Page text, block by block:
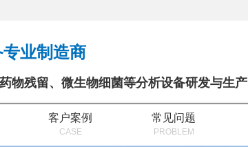
业制造商
物残留、微生物细菌等分析设备研发与生产
客户案例
CASE
常见问题
PROBLEM